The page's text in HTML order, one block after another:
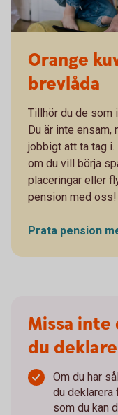
Orange
brevlåda
Tillhör du de som
Du är inte ensam,
jobbigt att ta tag
om du vill börja
placeringar eller
pension med oss!
Prata pension
Missa inte
du
Om du har
du deklarera
som du kan